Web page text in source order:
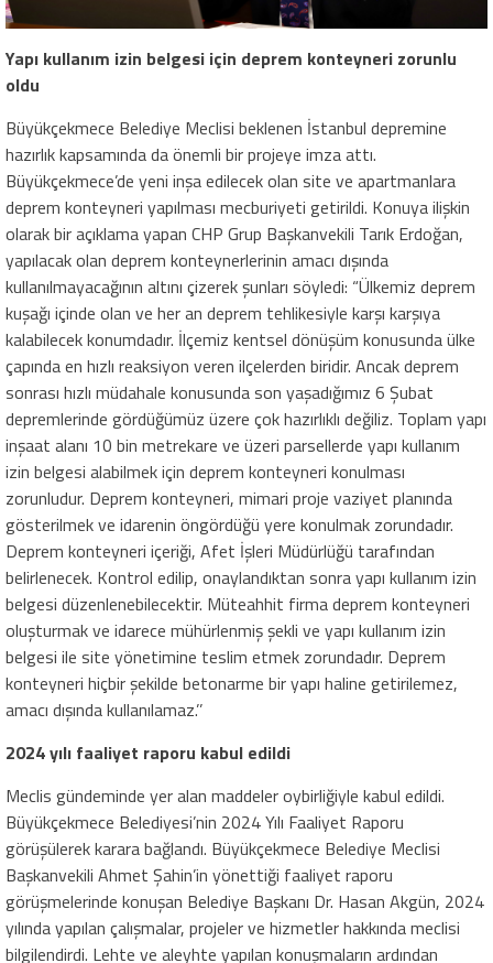
Yapı kullanım izin belgesi için deprem konteyneri zorunlu
oldu
Büyükçekmece Belediye Meclisi beklenen İstanbul depremine
hazırlık kapsamında da önemli bir projeye imza attı.
Büyükçekmece’de yeni inşa edilecek olan site ve apartmanlara
deprem konteyneri yapılması mecburiyeti getirildi. Konuya ilişkin
olarak bir açıklama yapan CHP Grup Başkanvekili Tarık Erdoğan,
yapılacak olan deprem konteynerlerinin amacı dışında
kullanılmayacağının altını çizerek şunları söyledi: “Ülkemiz deprem
kuşağı içinde olan ve her an deprem tehlikesiyle karşı karşıya
kalabilecek konumdadır. İlçemiz kentsel dönüşüm konusunda ülke
çapında en hızlı reaksiyon veren ilçelerden biridir. Ancak deprem
sonrası hızlı müdahale konusunda son yaşadığımız 6 Şubat
depremlerinde gördüğümüz üzere çok hazırlıklı değiliz. Toplam yapı
inşaat alanı 10 bin metrekare ve üzeri parsellerde yapı kullanım
izin belgesi alabilmek için deprem konteyneri konulması
zorunludur. Deprem konteyneri, mimari proje vaziyet planında
gösterilmek ve idarenin öngördüğü yere konulmak zorundadır.
Deprem konteyneri içeriği, Afet İşleri Müdürlüğü tarafından
belirlenecek. Kontrol edilip, onaylandıktan sonra yapı kullanım izin
belgesi düzenlenebilecektir. Müteahhit firma deprem konteyneri
oluşturmak ve idarece mühürlenmiş şekli ve yapı kullanım izin
belgesi ile site yönetimine teslim etmek zorundadır. Deprem
konteyneri hiçbir şekilde betonarme bir yapı haline getirilemez,
amacı dışında kullanılamaz.’’
2024 yılı faaliyet raporu kabul edildi
Meclis gündeminde yer alan maddeler oybirliğiyle kabul edildi.
Büyükçekmece Belediyesi’nin 2024 Yılı Faaliyet Raporu
görüşülerek karara bağlandı. Büyükçekmece Belediye Meclisi
Başkanvekili Ahmet Şahin’in yönettiği faaliyet raporu
görüşmelerinde konuşan Belediye Başkanı Dr. Hasan Akgün, 2024
yılında yapılan çalışmalar, projeler ve hizmetler hakkında meclisi
bilgilendirdi. Lehte ve aleyhte yapılan konuşmaların ardından